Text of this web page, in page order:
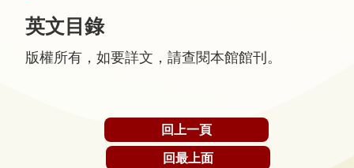
資
訊
安
英文目錄
版權所有，如要詳文，請查閱本館館刊。
回上一頁
回最上面